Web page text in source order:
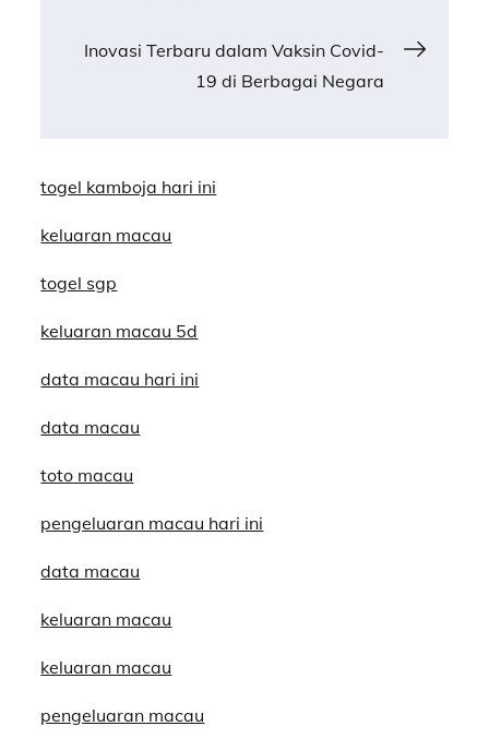
Inovasi Terbaru dalam Vaksin Covid-
19 di Berbagai Negara
togel kamboja hari ini
keluaran macau
togel sgp
keluaran macau 5d
data macau hari ini
data macau
toto macau
pengeluaran macau hari ini
data macau
keluaran macau
keluaran macau
pengeluaran macau